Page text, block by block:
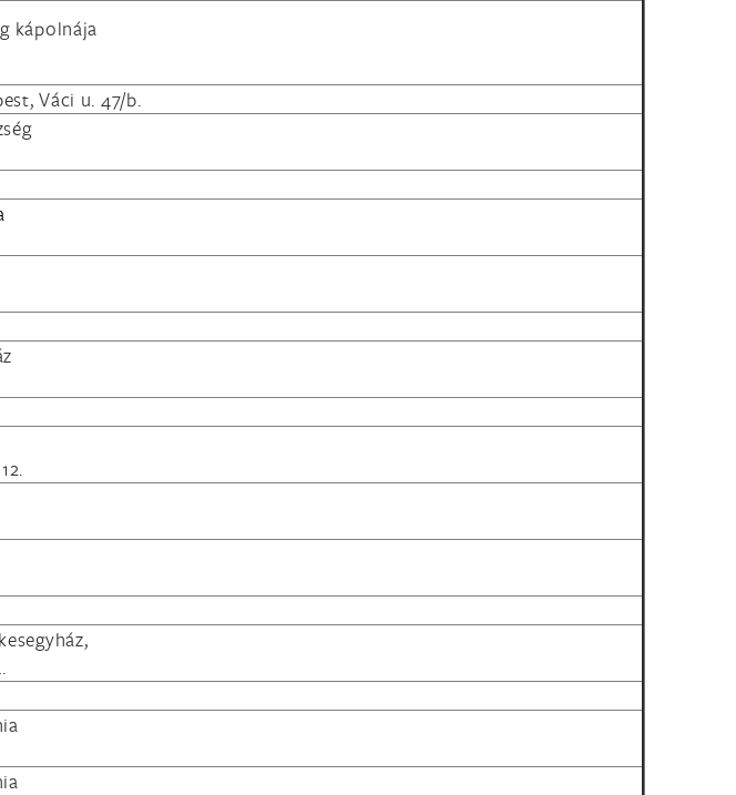
kápolnája
Váci u. 47/b.